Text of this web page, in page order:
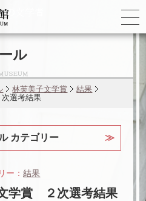
ル
林芙美子文学賞
結果
選考結果
ー：結果
学賞 ２次選考結果
カテゴリー